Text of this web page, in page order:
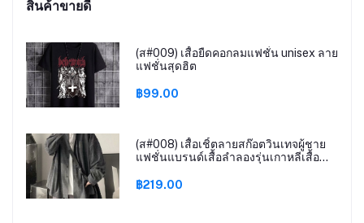
สินค้าขายดี
(ส#009) เสื้อยืดคอกลมแฟชั่น unisex ลาย
แฟชั่นสุดฮิต
฿99.00
(ส#008) เสื้อเชิ้ตลายสก๊อตวินเทจผู้ชาย
แฟชั่นแบรนด์เสื้อลําลองรุ่นเกาหลีเสื้อ
฿219.00